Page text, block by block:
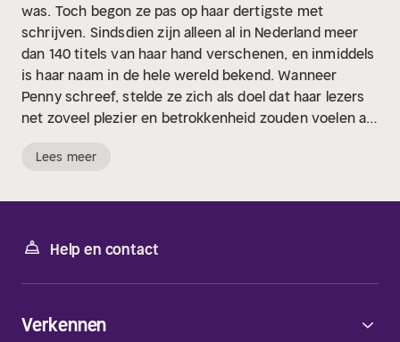
was. Toch begon ze pas op haar dertigste met
schrijven. Sindsdien zijn alleen al in Nederland meer
dan 140 titels van haar hand verschenen, en inmiddels
is haar naam in de hele wereld bekend. Wanneer
Penny schreef, stelde ze zich als doel dat haar lezers
net zoveel plezier en betrokkenheid zouden voelen als
Daardoor bouwde ze een bijzondere band op met haar
die ze tijdens haar leven kreeg, maar ook uit het feit
haar hand zijn verkocht en haar werk in meer dan 25
Romantic Novelists' Association de Lifetime
overleden, maar ze leeft voort in haar verhalen,
Lees meer
Help en contact
Verkennen